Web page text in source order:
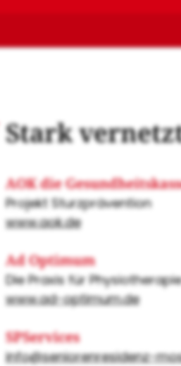
Stark
AOK die
Projekt Sturzprävention
www.aok.de
Ad Optimum
Die Praxis für
www.ad-optimum.de
SPServices
info@seniorenresidenz-